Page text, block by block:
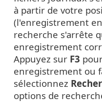
à partir de votre
(l'enregistrement
recherche s'arrête
enregistrement
Appuyez sur F3
enregistrement ou
sélectionnez
options de